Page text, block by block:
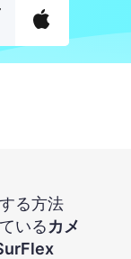
る方法
いるカメ